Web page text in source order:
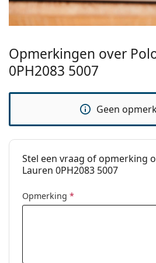
Het is een medisch hulpmiddel.
Categorie:
Brillen
Merk:
Polo Ralph
Opmerkingen over
0PH2083 5007
Geen
Stel een vraag of opmerking
Lauren 0PH2083 5007
Opmerking *